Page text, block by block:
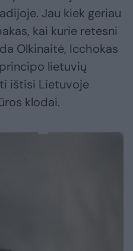
Jau kiek geriau
kai kurie retesni
Olkinaitė, Icchokas
lietuvių
ištisi Lietuvoje
klodai.